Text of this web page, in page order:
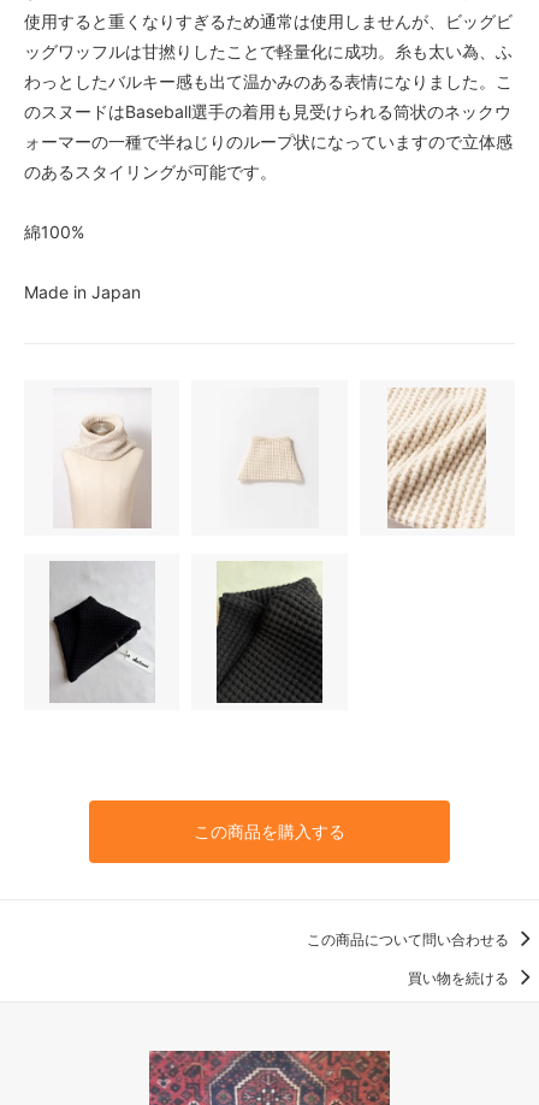
使用すると重くなりすぎるため通常は使用しませんが、ビッグビ
ッグワッフルは甘撚りしたことで軽量化に成功。糸も太い為、ふ
わっとしたバルキー感も出て温かみのある表情になりました。こ
のスヌードはBaseball選手の着用も見受けられる筒状のネックウ
ォーマーの一種で半ねじりのループ状になっていますので立体感
のあるスタイリングが可能です。
綿100%
Made in Japan
この商品を購入する
この商品について問い合わせる
買い物を続ける